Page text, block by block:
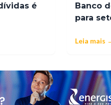
é
Banco
para
Leia mais